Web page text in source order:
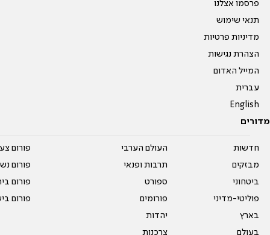
פרסמו אצלנו
תנאי שימוש
מדיניות פרטיות
הצהרת נגישות
המייל האדום
עברית
English
מדורים
חדשות
מבזקים
ביטחוני
פוליטי-מדיני
בארץ
בעולם
העולם הערבי
תרבות ופנאי
ספורט
פורומים
יהדות
צרכנות
פורום
פורום
פורום
פורום